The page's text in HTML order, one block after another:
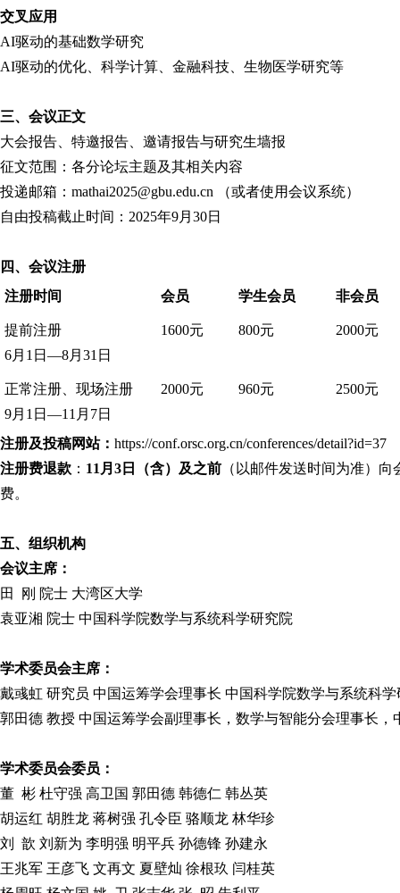
交叉应用
AI驱动的基础数学研究
AI驱动的优化、科学计算、金融科技、生物医学研究等
三、会议正文
大会报告、特邀报告、邀请报告与研究生墙报
征文范围：各分论坛主题及其相关内容
投递邮箱：mathai2025@gbu.edu.cn （或者使用会议系统）
自由投稿截止时间：2025年9月30日
四、会议注册
注册时间
会员 学生会员 非会员
提前注册
6月1日—8月31日
1600元 800元 2000元
正常注册、现场注册
9月1日—11月7日
2000元 960元 2500元
注册及投稿网站： https://conf.orsc.org.cn/conferences/detail?id=37
注册费退款 ： 11 月 3 日（含）及之前 （以邮件发送时间为准）
费。
五、组织机构
会议主席：
田 刚 院士 大湾区大学
袁亚湘 院士 中国科学院数学与系统科学研究院
学术委员会主席：
戴彧虹 研究员 中国运筹学会理事长 中国科学院数学与系统科
郭田德 教授 中国运筹学会副理事长，数学与智能分会理事长
学术委员会委员：
董 彬 杜守强 高卫国 郭田德 韩德仁 韩丛英
胡运红 胡胜龙 蒋树强 孔令臣 骆顺龙 林华珍
刘 歆 刘新为 李明强 明平兵 孙德锋 孙建永
王兆军 王彦飞 文再文 夏壁灿 徐根玖 闫桂英